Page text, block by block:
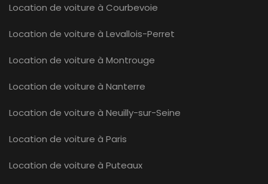
Location de voiture à Courbevoie
Location de voiture à Levallois-Perret
Location de voiture à Montrouge
Location de voiture à Nanterre
Location de voiture à Neuilly-sur-Seine
Location de voiture à Paris
Location de voiture à Puteaux